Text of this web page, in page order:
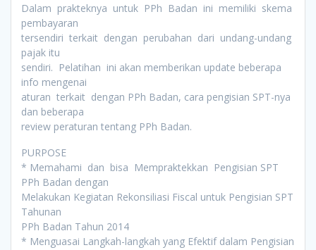
Dalam prakteknya untuk PPh Badan ini memiliki skema
pembayaran
tersendiri terkait dengan perubahan dari undang-undang
pajak itu
sendiri. Pelatihan ini akan memberikan update beberapa
info mengenai
aturan terkait dengan PPh Badan, cara pengisian SPT-nya
dan beberapa
review peraturan tentang PPh Badan.
PURPOSE
* Memahami dan bisa Mempraktekkan Pengisian SPT
PPh Badan dengan
Melakukan Kegiatan Rekonsiliasi Fiscal untuk Pengisian SPT
Tahunan
PPh Badan Tahun 2014
* Menguasai Langkah-langkah yang Efektif dalam Pengisian